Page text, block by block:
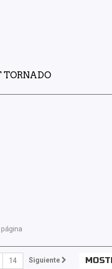
TORNADO
14 Siguiente